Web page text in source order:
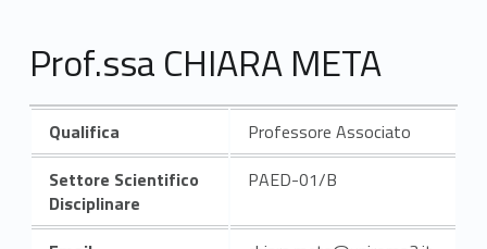
Prof.ssa CHIARA META
Qualifica
Professore Associato
Settore Scientifico
Disciplinare
PAED-01/B